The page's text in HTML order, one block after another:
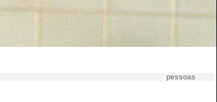
pessoas